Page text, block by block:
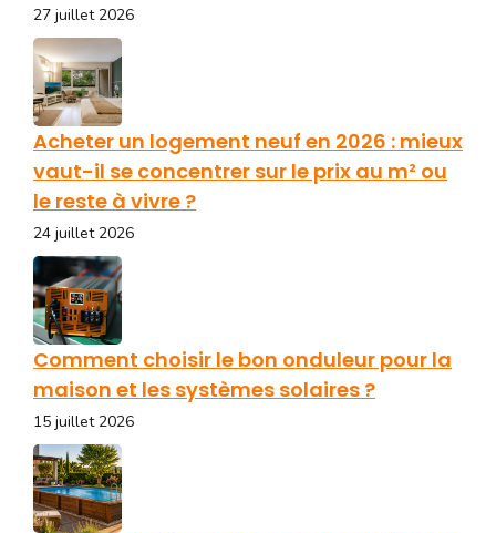
27 juillet 2026
Acheter un logement neuf en 2026 : mieux
vaut-il se concentrer sur le prix au m² ou
le reste à vivre ?
24 juillet 2026
Comment choisir le bon onduleur pour la
maison et les systèmes solaires ?
15 juillet 2026